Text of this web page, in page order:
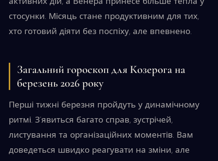
активних дій, а Венера принесе більше тепла у
стосунки. Місяць стане продуктивним для тих,
хто готовий діяти без поспіху, але впевнено.
Загальний гороскоп для Козерога на
березень 2026 року
Перші тижні березня пройдуть у динамічному
ритмі. З’явиться багато справ, зустрічей,
листування та організаційних моментів. Вам
доведеться швидко реагувати на зміни, але